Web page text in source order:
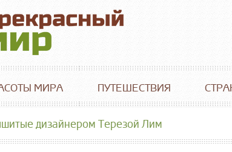
МИРА ПУТЕШЕСТВИЯ
дизайнером Терезой Лим